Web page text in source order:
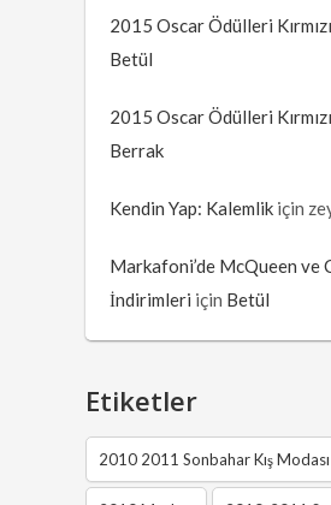
2015 Oscar Ödülleri
Betül
2015 Oscar Ödülleri
Berrak
Kendin Yap: Kalemlik için
Markafoni’de McQueen ve
İndirimleri için Betül
Etiketler
2010 2011 Sonbahar Kış Modası